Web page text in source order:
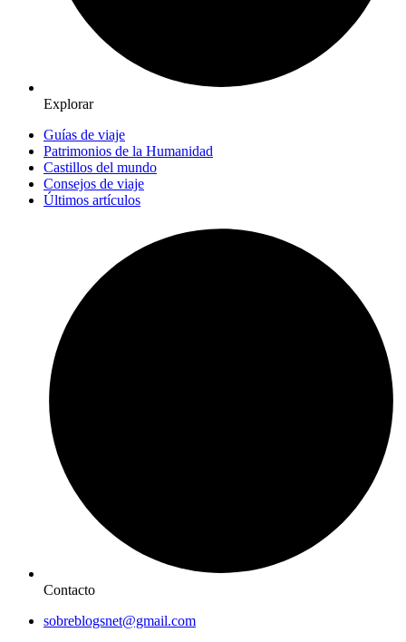
Explorar
Guías de viaje
Patrimonios de la Humanidad
Castillos del mundo
Consejos de viaje
Últimos artículos
Contacto
sobreblogsnet@gmail.com